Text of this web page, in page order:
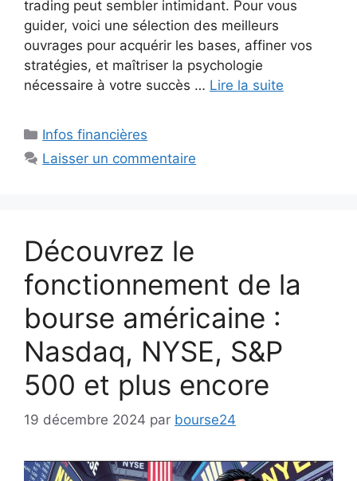
trading peut sembler intimidant. Pour vous
guider, voici une sélection des meilleurs
ouvrages pour acquérir les bases, affiner vos
stratégies, et maîtriser la psychologie
nécessaire à votre succès … Lire la suite
Catégories
Infos financières
Laisser un commentaire
Découvrez le
fonctionnement de la
bourse américaine :
Nasdaq, NYSE, S&P
500 et plus encore
19 décembre 2024 par bourse24